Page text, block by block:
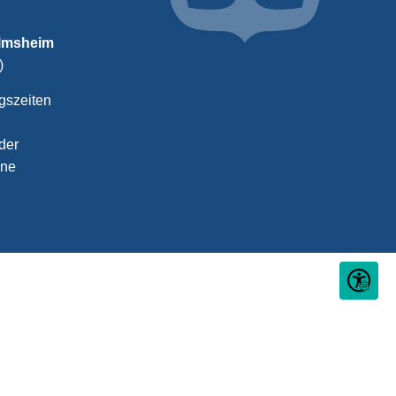
Seite